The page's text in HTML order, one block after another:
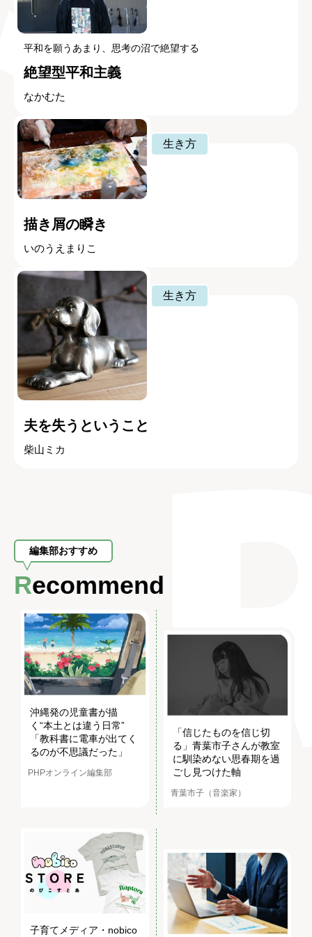
平和を願うあまり、思考の沼で絶望する
絶望型平和主義
なかむた
生き方
描き屑の瞬き
いのうえまりこ
生き方
夫を失うということ
柴山ミカ
編集部おすすめ
Recommend
沖縄発の児童書が描
く“本土とは違う日常”
「教科書に電車が出てく
るのが不思議だった」
PHPオンライン編集部
「信じたものを信じ切
る」青葉市子さんが教室
に馴染めない思春期を過
ごし見つけた軸
青葉市子（音楽家）
子育てメディア・nobico